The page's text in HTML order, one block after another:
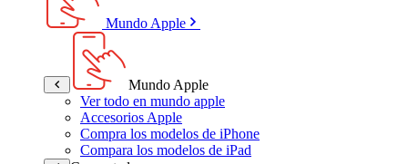
Mundo Apple
Mundo Apple
Ver todo en mundo apple
Accesorios Apple
Compra los modelos de iPhone
Compara los modelos de iPad